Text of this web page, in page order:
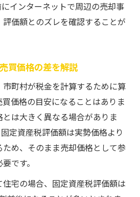
インターネットで周辺の売却事
価額とのズレを確認することが
買価格の差を解説
町村が税金を計算するために算
価格の目安になることはありま
は大きく異なる場合がありま
定資産税評価額は実勢価格より
め、そのまま売却価格として参
です。
宅の場合、固定資産税評価額は